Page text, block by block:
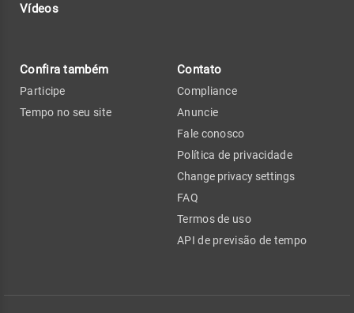
Vídeos
Confira também
Participe
Tempo no seu site
Contato
Compliance
Anuncie
Fale conosco
Política de privacidade
Change privacy settings
FAQ
Termos de uso
API de previsão de tempo